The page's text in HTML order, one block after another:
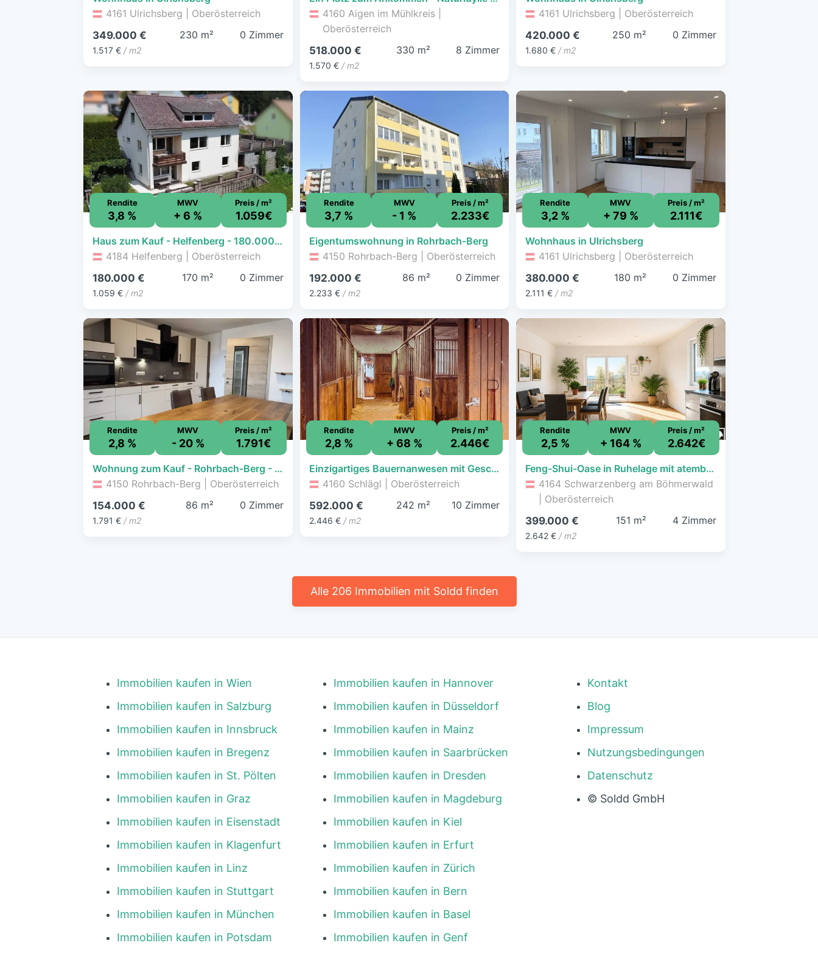
4161 Ulrichsberg | Oberösterreich
349.000 €
1.517 € / m2
230 m² 0 Zimmer
4160 Aigen im Mühlkreis |
Oberösterreich
518.000 €
1.570 €/ m2
330 m² 8 Zimmer
4161 Ulrichsberg | Oberösterreich
420.000 €
1.680 € / m2
250 m² 0 Zimmer
Rendite
3,8 %
MWV
+ 6 %
Preis / m²
1.059€
Haus zum Kauf - Helfenberg - 180.000 € - 170 m², 1.265 m² Grundstück
4184 Helfenberg | Oberösterreich
180.000 €
1.059 € / m2
170 m² 0 Zimmer
Rendite
3,7 %
MWV
- 1 %
Preis / m²
2.233€
Eigentumswohnung in Rohrbach-Berg
4150 Rohrbach-Berg | Oberösterreich
192.000 €
2.233 €/ m2
86 m² 0 Zimmer
Rendite
3,2 %
MWV
+ 79 %
Preis / m²
2.111€
Wohnhaus in Ulrichsberg
4161 Ulrichsberg | Oberösterreich
380.000 €
2.111 € / m2
180 m² 0 Zimmer
Rendite
2,8 %
MWV
- 20 %
Preis / m²
1.791€
Wohnung zum Kauf - Rohrbach-Berg - 154.000 € - 86 m²
4150 Rohrbach-Berg | Oberösterreich
154.000 €
1.791 € / m2
86 m² 0 Zimmer
Rendite
2,8 %
MWV
+ 68 %
Preis / m²
2.446€
Einzigartiges Bauernanwesen mit Geschichte, Charme und großzügigem Raumangebot
4160 Schlägl | Oberösterreich
592.000 €
2.446 €/ m2
242 m² 10 Zimmer
Rendite
2,5 %
MWV
+ 164 %
Preis / m²
2.642€
Feng-Shui-Oase in Ruhelage mit atemberaubendem Weitblick
4164 Schwarzenberg am Böhmerwald
| Oberösterreich
399.000 €
2.642 € / m2
151 m² 4 Zimmer
Alle 206 Immobilien mit Soldd finden
Immobilien kaufen in Wien
Immobilien kaufen in Salzburg
Immobilien kaufen in Innsbruck
Immobilien kaufen in Bregenz
Immobilien kaufen in St. Pölten
Immobilien kaufen in Graz
Immobilien kaufen in Eisenstadt
Immobilien kaufen in Klagenfurt
Immobilien kaufen in Linz
Immobilien kaufen in Stuttgart
Immobilien kaufen in München
Immobilien kaufen in Potsdam
Immobilien kaufen in Hannover
Immobilien kaufen in Düsseldorf
Immobilien kaufen in Mainz
Immobilien kaufen in Saarbrücken
Immobilien kaufen in Dresden
Immobilien kaufen in Magdeburg
Immobilien kaufen in Kiel
Immobilien kaufen in Erfurt
Immobilien kaufen in Zürich
Immobilien kaufen in Bern
Immobilien kaufen in Basel
Immobilien kaufen in Genf
Kontakt
Blog
Impressum
Nutzungsbedingungen
Datenschutz
© Soldd GmbH